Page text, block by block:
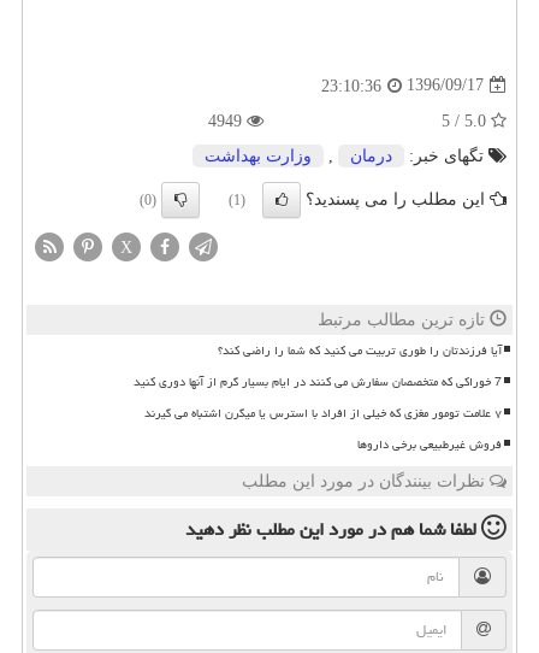
1396/09/17
23:10:36
تگهای خبر:
درمان وزارت بهداشت
این مطلب را می پسندید؟ (1)
(0)
X
تازه ترین مطالب مرتبط
آیا فرزندتان را طوری تربیت می کنید که شما را راضی کند؟
7 خوراکی که متخصصان سفارش می کنند در ایام بسیار گرم از آنها دوری کنید
۷ علامت تومور مغزی که خیلی از افراد با استرس یا میگرن اشتباه می گیرند
فروش غیرطبیعی برخی داروها
نظرات بینندگان در مورد این مطلب
لطفا شما همدر مورد این مطلبنظر دهید